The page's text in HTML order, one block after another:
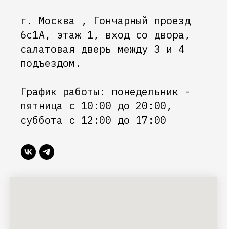
г. Москва , Гончарный проезд
6с1А, этаж 1, вход со двора,
салатовая дверь между 3 и 4
подъездом.
График работы: понедельник -
пятница с 10:00 до 20:00,
суббота с 12:00 до 17:00